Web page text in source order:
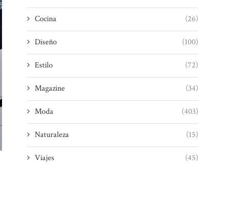
Cocina (26)
Diseño (100)
Estilo (72)
Magazine (34)
Moda (403)
Naturaleza (15)
Viajes (45)